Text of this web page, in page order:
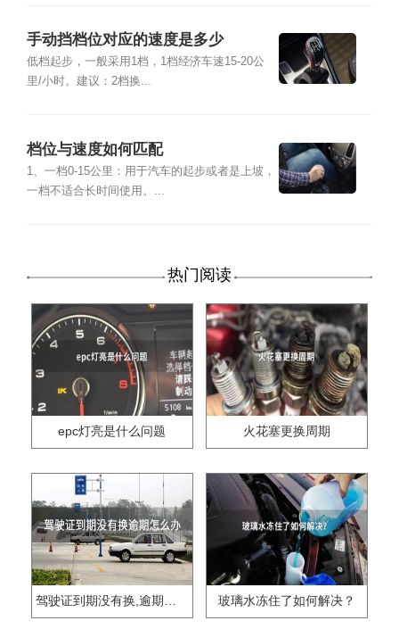
手动挡档位对应的速度是多少
低档起步，一般采用1档，1档经济车速15-20公
里/小时。建议：2档换...
档位与速度如何匹配
1、一档0-15公里：用于汽车的起步或者是上坡，
一档不适合长时间使用。...
热门阅读
epc灯亮是什么问题 火花塞更换周期
驾驶证到期没有换,逾期怎么办?? 玻璃水冻住了如何解决？